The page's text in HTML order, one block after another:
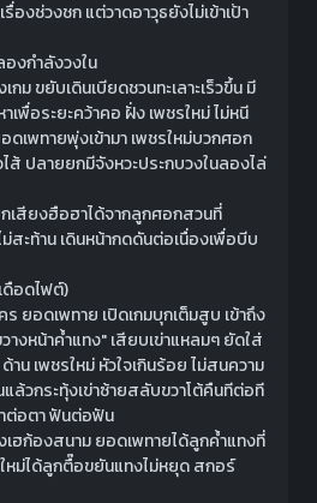
องช่วงชก แต่วาดอาวุธยังไม่เข้าเป้า
องกำลังวงใน
กม ขยับเดินเบียดชวนทะเลาะเร็วขึ้น มี
เพื่อระยะคว้าคอ ฝั่ง เพชรใหม่ ไม่หนี
เพทายพุ่งเข้ามา เพชรใหม่บวกศอก
ส้ ปลายยกมีจังหวะประกบวงในลองไล่
เสียงฮือฮาได้จากลูกศอกสวนที่
สะท้าน เดินหน้ากดดันต่อเนื่องเพื่อบีบ
ดือดไฟต์)
ร ยอดเพทาย เปิดเกมบุกเต็มสูบ เข้าถึง
างหน้าค้ำแทง" เสียบเข่าแหลมๆ ยัดใส่
าน เพชรใหม่ หัวใจเกินร้อย ไม่สนความ
ล้วกระทุ้งเข่าซ้ายสลับขวาโต้คืนทีต่อที
ต่อตา ฟันต่อฟัน
ฮก้องสนาม ยอดเพทายได้ลูกค้ำแทงที่
หม่ได้ลูกตื๊อขยันแทงไม่หยุด สกอร์